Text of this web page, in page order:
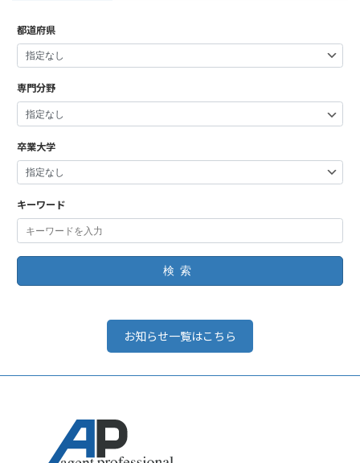
都道府県
専門分野
卒業大学
キーワード
検索
お知らせ一覧はこちら